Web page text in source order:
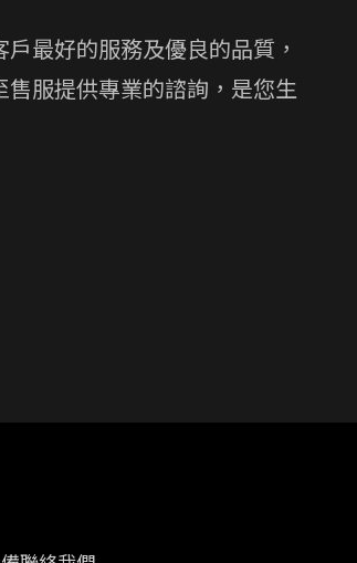
最好的服務及優良的品質，
服提供專業的諮詢，是您生